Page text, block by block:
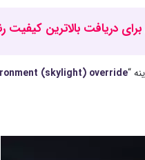
“
(skylight) override